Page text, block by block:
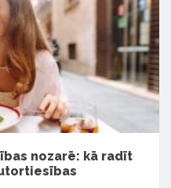
nozarē: kā radīt